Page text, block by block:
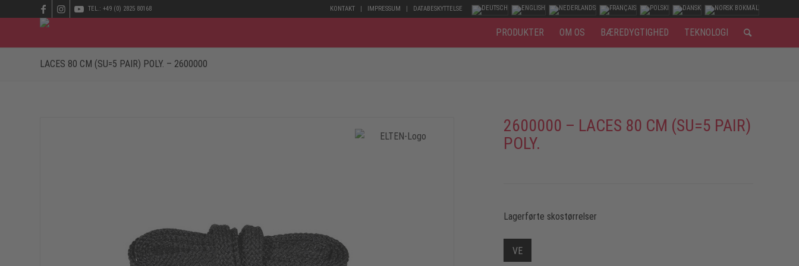
KONTAKT IMPRESSUM DATABESKYTTELSE
TEL.: +49 (0) 2825 80168
PRODUKTER OM OS BÆREDYGTIGHED TEKNOLOGI
LACES 80 CM (SU=5 PAIR) POLY. – 2600000
2600000 – LACES 80 CM (SU=5 PAIR)
POLY.
Lagerførte skostørrelser
VE